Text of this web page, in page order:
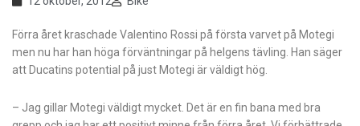
Förra året kraschade Valentino Rossi på första varvet på Motegi
men nu har han höga förväntningar på helgens tävling. Han säger
att Ducatins potential på just Motegi är väldigt hög.
– Jag gillar Motegi väldigt mycket. Det är en fin bana med bra